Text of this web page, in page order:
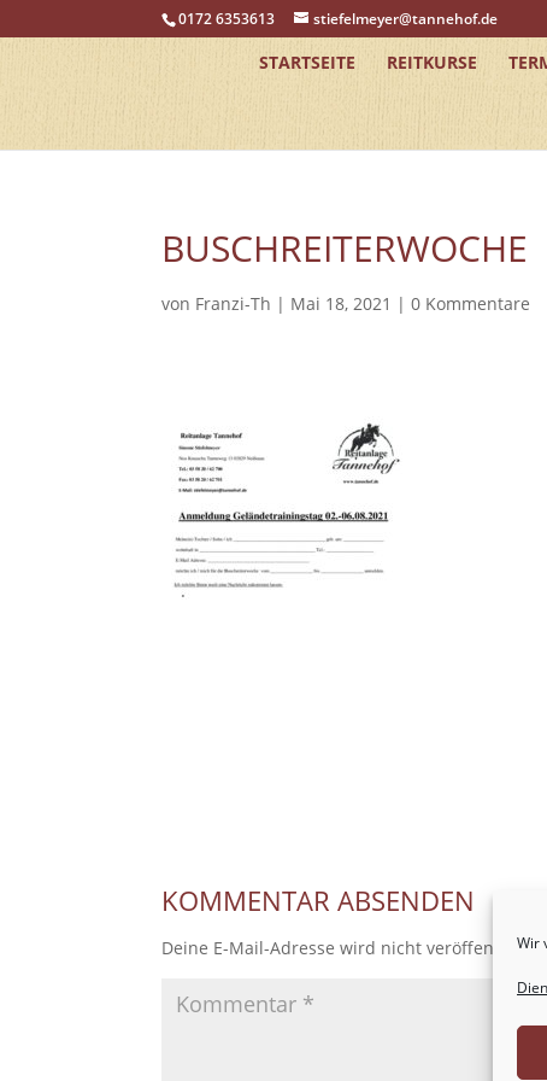
Wir
0172 6353613 stiefelmeyer@tannehof.de
STARTSEITE REITKURSE
BUSCHREITERWOCHE
von Franzi-Th | Mai 18, 2021 |0 Kommentare
KOMMENTAR ABSENDEN
Deine E-Mail-Adresse wird nicht veröffentlicht.